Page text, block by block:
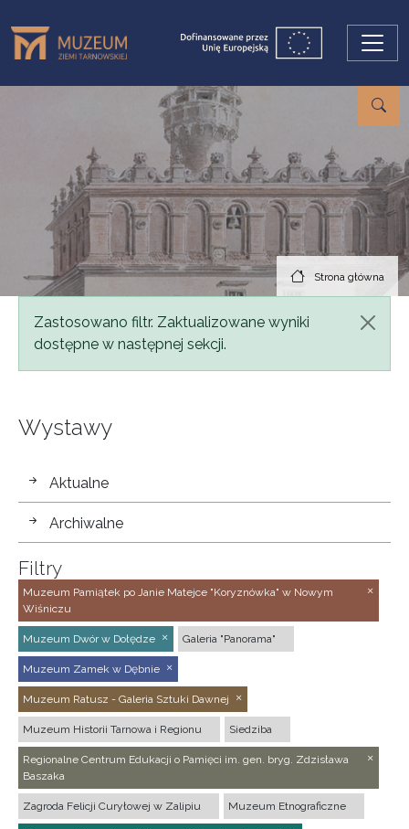
Strona główna
Komunikat
Zastosowano filtr. Zaktualizowane wyniki
dostępne w następnej sekcji.
Wystawy
wystawy
Aktualne
Archiwalne
Filtry
Muzeum Pamiątek po Janie Matejce "Koryznówka" w Nowym
Wiśniczu
Muzeum Dwór w Dołędze Galeria "Panorama"
Muzeum Zamek w Dębnie
Muzeum Ratusz - Galeria Sztuki Dawnej
Muzeum Historii Tarnowa i Regionu Siedziba
Regionalne Centrum Edukacji o Pamięci im. gen. bryg. Zdzisława
Baszaka
Zagroda Felicji Curyłowej w Zalipiu Muzeum Etnograficzne